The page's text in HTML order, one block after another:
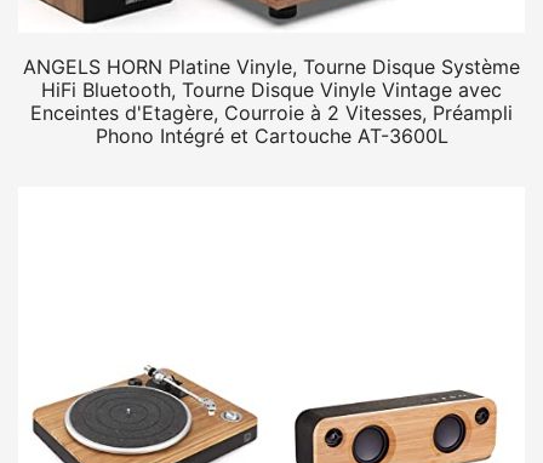
ANGELS HORN Platine Vinyle, Tourne Disque Système
HiFi Bluetooth, Tourne Disque Vinyle Vintage avec
Enceintes d'Etagère, Courroie à 2 Vitesses, Préampli
Phono Intégré et Cartouche AT-3600L